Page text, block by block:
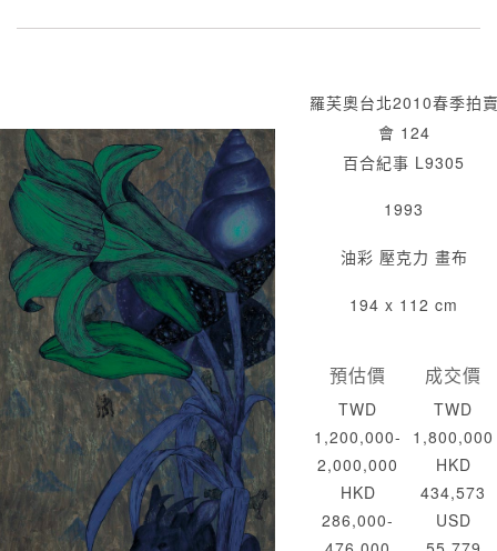
羅芙奧台北2010春季拍
會 124
百合紀事 L9305
1993
油彩 壓克力 畫布
194 x 112 cm
預估價
TWD
1,200,000-
2,000,000
HKD
286,000-
成交價
TWD
1,800,000
HKD
434,573
USD